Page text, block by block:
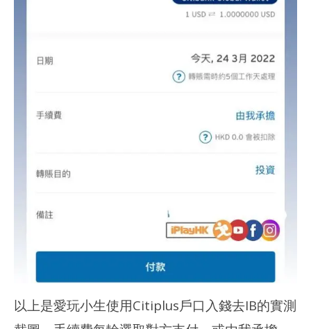
以上是愛玩小生使用Citiplus戶口入錢去IB的實測